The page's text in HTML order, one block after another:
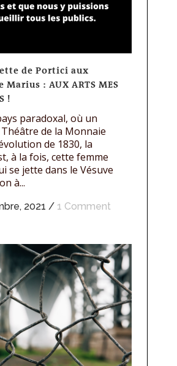
de Portici aux
Marius : AUX ARTS MES
!
paradoxal, où un
de la Monnaie
de 1830, la
à la fois, cette femme
se jette dans le Vésuve
à...
2021 / 1 Comment